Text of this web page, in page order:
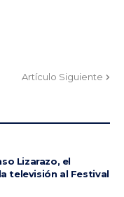
Artículo Siguiente
Lizarazo, el
televisión al Festival